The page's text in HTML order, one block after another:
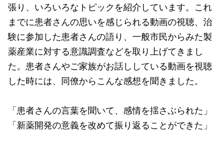
張り、いろいろなトピックを紹介しています。これ
までに患者さんの思いを感じられる動画の視聴、治
験に参加した患者さんの語り、一般市民からみた製
薬産業に対する意識調査などを取り上げてきまし
た。患者さんやご家族がお話ししている動画を視聴
した時には、同僚からこんな感想を聞きました。
「患者さんの言葉を聞いて、感情を揺さぶられた」
「新薬開発の意義を改めて振り返ることができた」